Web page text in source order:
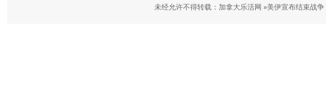
未经允许不得转载：加拿大乐活网 »美伊宣布结束战